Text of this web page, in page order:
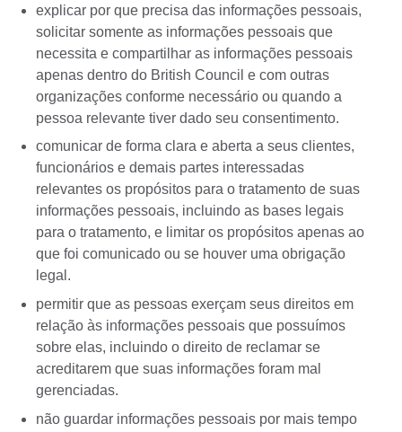
explicar por que precisa das informações pessoais,
solicitar somente as informações pessoais que
necessita e compartilhar as informações pessoais
apenas dentro do British Council e com outras
organizações conforme necessário ou quando a
pessoa relevante tiver dado seu consentimento.
comunicar de forma clara e aberta a seus clientes,
funcionários e demais partes interessadas
relevantes os propósitos para o tratamento de suas
informações pessoais, incluindo as bases legais
para o tratamento, e limitar os propósitos apenas ao
que foi comunicado ou se houver uma obrigação
legal.
permitir que as pessoas exerçam seus direitos em
relação às informações pessoais que possuímos
sobre elas, incluindo o direito de reclamar se
acreditarem que suas informações foram mal
gerenciadas.
não guardar informações pessoais por mais tempo